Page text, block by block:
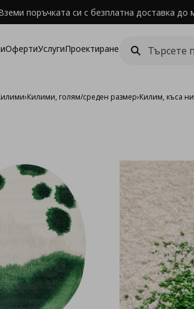
поръчката си с безплатна доставка до
ОфертиУслугиПроектиране
›Килими, голям/среден размер›Килим, къса